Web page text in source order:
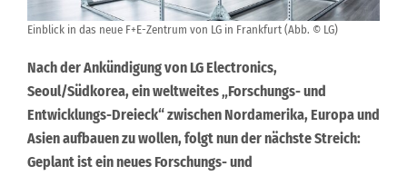
Einblick in das neue F+E-Zentrum von LG in Frankfurt (Abb. © LG)
Nach der Ankündigung von LG Electronics,
Seoul/Südkorea, ein weltweites „Forschungs- und
Entwicklungs-Dreieck“ zwischen Nordamerika, Europa und
Asien aufbauen zu wollen, folgt nun der nächste Streich:
Geplant ist ein neues Forschungs- und